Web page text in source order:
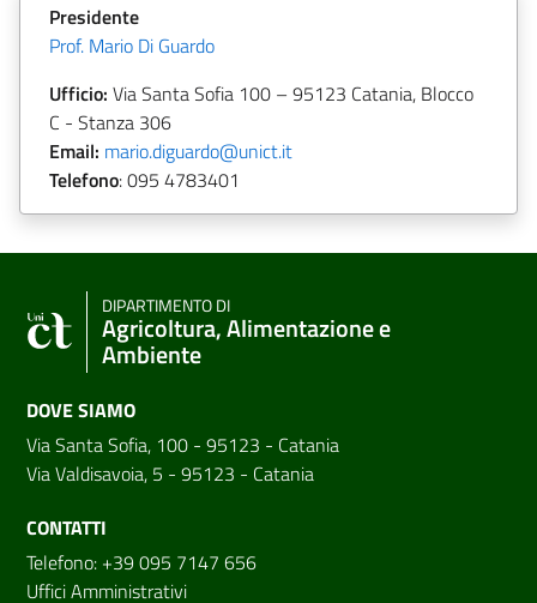
Presidente
Prof. Mario Di Guardo
Ufficio: Via Santa Sofia 100 – 95123 Catania, Blocco
C - Stanza 306
Email: mario.diguardo@unict.it
Telefono:095 4783401
DIPARTIMENTO DI
Agricoltura, Alimentazione e
Ambiente
DOVE SIAMO
Via Santa Sofia, 100 - 95123 - Catania
Via Valdisavoia, 5 - 95123 - Catania
CONTATTI
Telefono: +39 095 7147 656
Uffici Amministrativi